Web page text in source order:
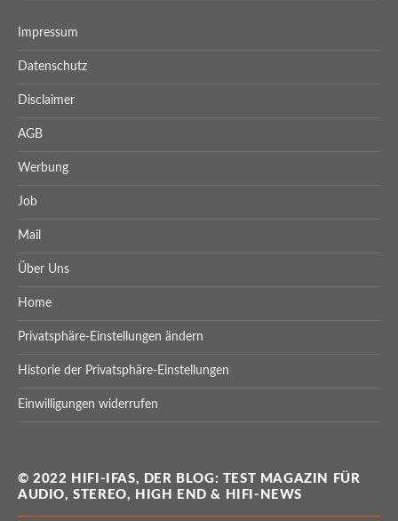
Impressum
Datenschutz
Disclaimer
AGB
Werbung
Job
Mail
Über Uns
Home
Privatsphäre-Einstellungen ändern
Historie der Privatsphäre-Einstellungen
Einwilligungen widerrufen
© 2022 HIFI-IFAS, DER BLOG: TEST MAGAZIN FÜR
AUDIO, STEREO, HIGH END & HIFI-NEWS